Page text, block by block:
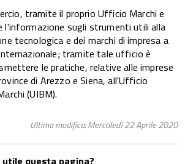
tramite il proprio Ufficio Marchi e
l'informazione sugli strumenti utili alla
tecnologica e dei marchi di impresa a
tramite tale ufficio è
le pratiche, relative alle imprese
di Arezzo e Siena, all'Ufficio
(UIBM).
Ultima modifica: Mercoledì 22 Aprile 2020
questa pagina?